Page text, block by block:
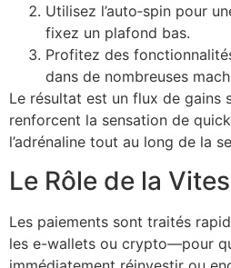
Utilisez l’auto‑spin pour
fixez un plafond bas.
Profitez des
dans de nombreuses
Le résultat est un flux de gains
renforcent la sensation de
l’adrénaline tout au long de la
Le Rôle de la
Les paiements sont traités
les e-wallets ou crypto—pour